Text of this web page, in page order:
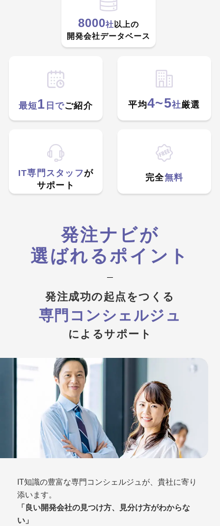
8000社 以上の
開発会社データベース
最短1 日でご紹介 平均4~5社厳選
IT専門スタッフが
サポート
完全無料
発注ナビが
選ばれるポイント
発注成功の起点をつくる
専門コンシェルジュ
によるサポート
IT知識の豊富な専門コンシェルジュが、貴社に寄り
添います。
「良い開発会社の見つけ方、見分け方がわからな
い」